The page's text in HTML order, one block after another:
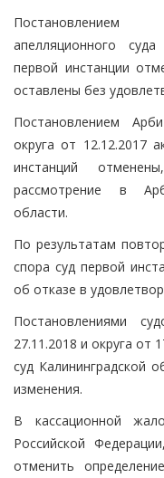
Постановлением
апелляционного
первой инстанции
оставлены без
Постановлением
округа от 12.12.2017
инстанций
рассмотрение в
области.
По результатам
спора суд первой
об отказе в
Постановлениями
27.11.2018 и округа от
суд Калининградской
изменения.
В кассационной
Российской
отменить